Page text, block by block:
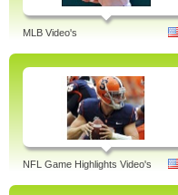
MLB Video's
NFL Game Highlights Video's